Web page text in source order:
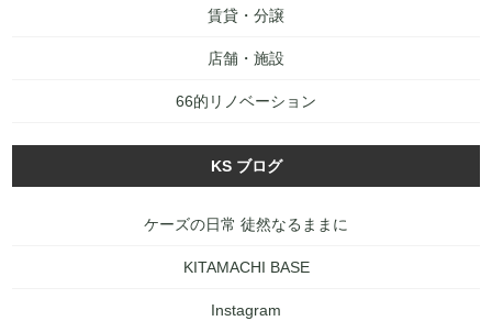
賃貸・分譲
店舗・施設
66的リノベーション
KS ブログ
ケーズの日常 徒然なるままに
KITAMACHI BASE
Instagram